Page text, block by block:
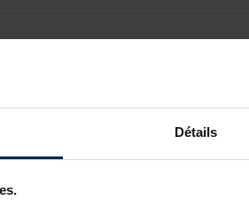
Détails
4